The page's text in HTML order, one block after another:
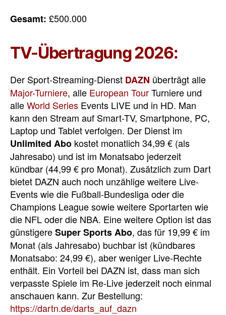
Gesamt: £500.000
TV-Übertragung 2026:
Der Sport-Streaming-Dienst DAZN überträgt alle
Major-Turniere, alle European TourTurniere und
alleWorld Series Events LIVE und in HD. Man
kann den Stream auf Smart-TV, Smartphone, PC,
Laptop und Tablet verfolgen. Der Dienst im
Unlimited Abo kostet monatlich 34,99 € (als
Jahresabo) und ist im Monatsabo jederzeit
kündbar (44,99 € pro Monat). Zusätzlich zum Dart
bietet DAZN auch noch unzählige weitere Live-
Events wie die Fußball-Bundesliga oder die
Champions League sowie weitere Sportarten wie
die NFL oder die NBA. Eine weitere Option ist das
günstigereSuper Sports Abo, das für 19,99 € im
Monat (als Jahresabo) buchbar ist (kündbares
Monatsabo: 24,99 €), aber weniger Live-Rechte
enthält. Ein Vorteil bei DAZN ist, dass man sich
verpasste Spiele im Re-Live jederzeit noch einmal
anschauen kann. Zur Bestellung:
https://dartn.de/darts_auf_dazn